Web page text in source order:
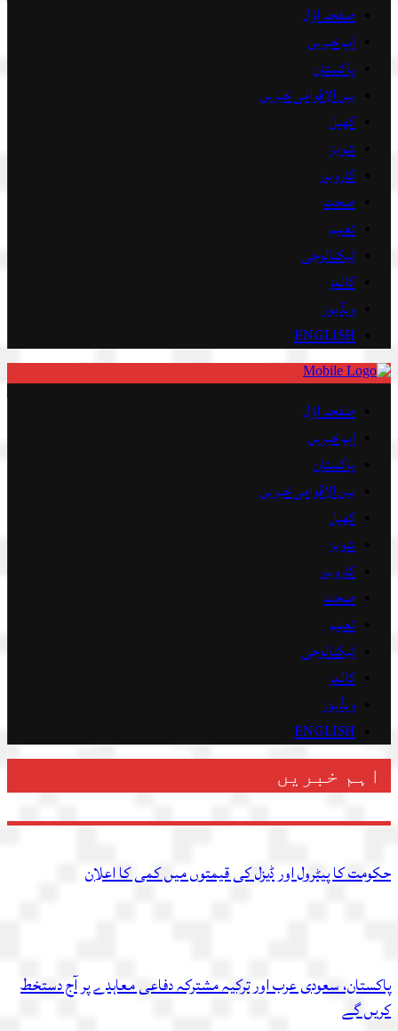
صفحہ اوّل
اہم خبریں
پاکستان
بین الاقوامی خبریں
کھیل
شوبز
کاروبار
صحت
تعلیم
ٹیکنالوجی
کالمز
ویڈیوز
ENGLISH
صفحہ اوّل
اہم خبریں
پاکستان
بین الاقوامی خبریں
کھیل
شوبز
کاروبار
صحت
تعلیم
ٹیکنالوجی
کالمز
ویڈیوز
ENGLISH
اہم خبریں
حکومت کا پیٹرول اور ڈیزل کی قیمتوں میں کمی کا اعلان
پاکستان، سعودی عرب اور ترکیہ مشترکہ دفاعی معاہدے پر آج دستخط
کریں گے